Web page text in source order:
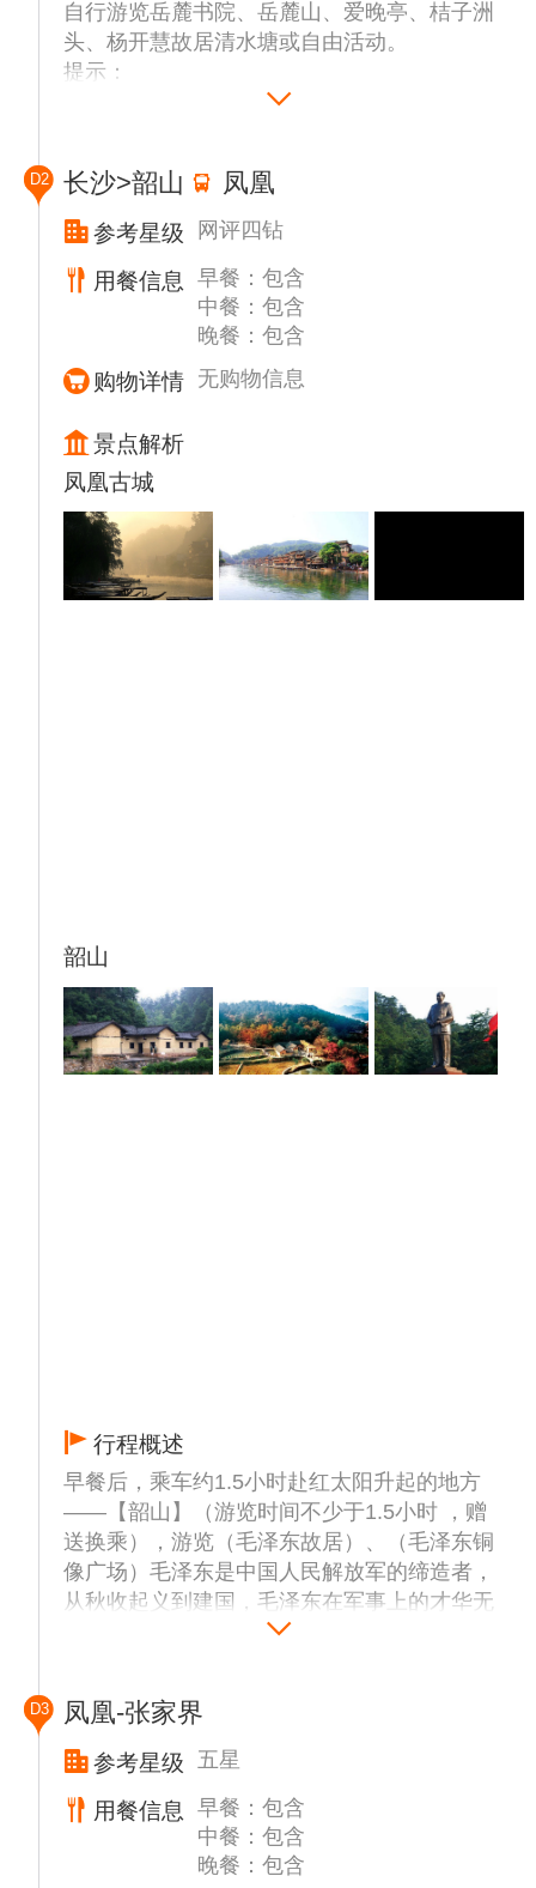
自行游览岳麓书院、岳麓山、爱晚亭、桔子洲
头、杨开慧故居清水塘或自由活动。
提示：
1 导游或是接站工作人员会提前跟您短信联
正点抵达。接送站用车为拼车形式，按人数排
车，4-53座不等，司机会出发前一天联系客人
2 我社专职导游于行程第二天早上开始工作，
导游会在接站当天提前与客人短信联系，确定
第二天叫早时间、早餐地点、简单注意事项，
收到短信烦请回复导游为谢！
夜间活动地推荐：湖南最出名的饮食文化集中
在百年老店“火宫殿”（据今己有一百多年的历
史，长沙地区这个百年老店有很多分店，客人
可以自由选择）及“玉楼东”（长沙饮食名
店），黄兴路商业步行街，各种品牌服饰应有
尽有（22：00闭店）、跛子街具有美食一条
街的美誉（营业至03：00左右），两条街在
D2 长沙>韶山 凤凰
参考星级 网评四钻
用餐信息
早餐：包含
中餐：包含
晚餐：包含
购物详情 无购物信息
景点解析
凤凰古城
韶山
行程概述
早餐后，乘车约1.5小时赴红太阳升起的地方
——【韶山】（游览时间不少于1.5小时 ，赠
送换乘），游览（毛泽东故居）、（毛泽东铜
像广场）毛泽东是中国人民解放军的缔造者，
从秋收起义到建国，毛泽东在军事上的才华无
称赞为中国最美丽的小城，到达后可自行漫步
沱江夜色之中，感受苗族的风土人情，沱江边
可观赏（七重水幕灯光秀）。
温馨提示：
1、韶山红色宣讲员若有根据仪俗组织给毛泽
铜像敬献花篮活动，属个人信仰，费用自主！
D3 凤凰-张家界
参考星级 五星
用餐信息
早餐：包含
中餐：包含
晚餐：包含